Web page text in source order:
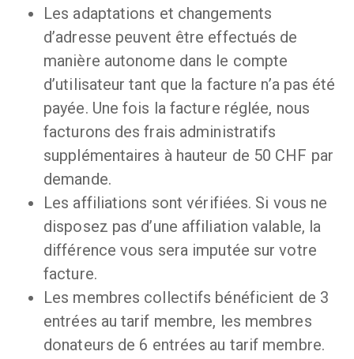
Les adaptations et changements
d’adresse peuvent être effectués de
manière autonome dans le compte
d’utilisateur tant que la facture n’a pas été
payée. Une fois la facture réglée, nous
facturons des frais administratifs
supplémentaires à hauteur de 50 CHF par
demande.
Les affiliations sont vérifiées. Si vous ne
disposez pas d’une affiliation valable, la
différence vous sera imputée sur votre
facture.
Les membres collectifs bénéficient de 3
entrées au tarif membre, les membres
donateurs de 6 entrées au tarif membre.